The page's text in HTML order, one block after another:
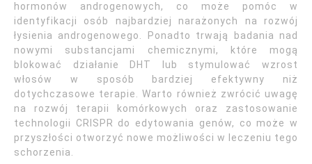
hormonów androgenowych, co może pomóc w
identyfikacji osób najbardziej narażonych na rozwój
łysienia androgenowego. Ponadto trwają badania nad
nowymi substancjami chemicznymi, które mogą
blokować działanie DHT lub stymulować wzrost
włosów w sposób bardziej efektywny niż
dotychczasowe terapie. Warto również zwrócić uwagę
na rozwój terapii komórkowych oraz zastosowanie
technologii CRISPR do edytowania genów, co może w
przyszłości otworzyć nowe możliwości w leczeniu tego
schorzenia.